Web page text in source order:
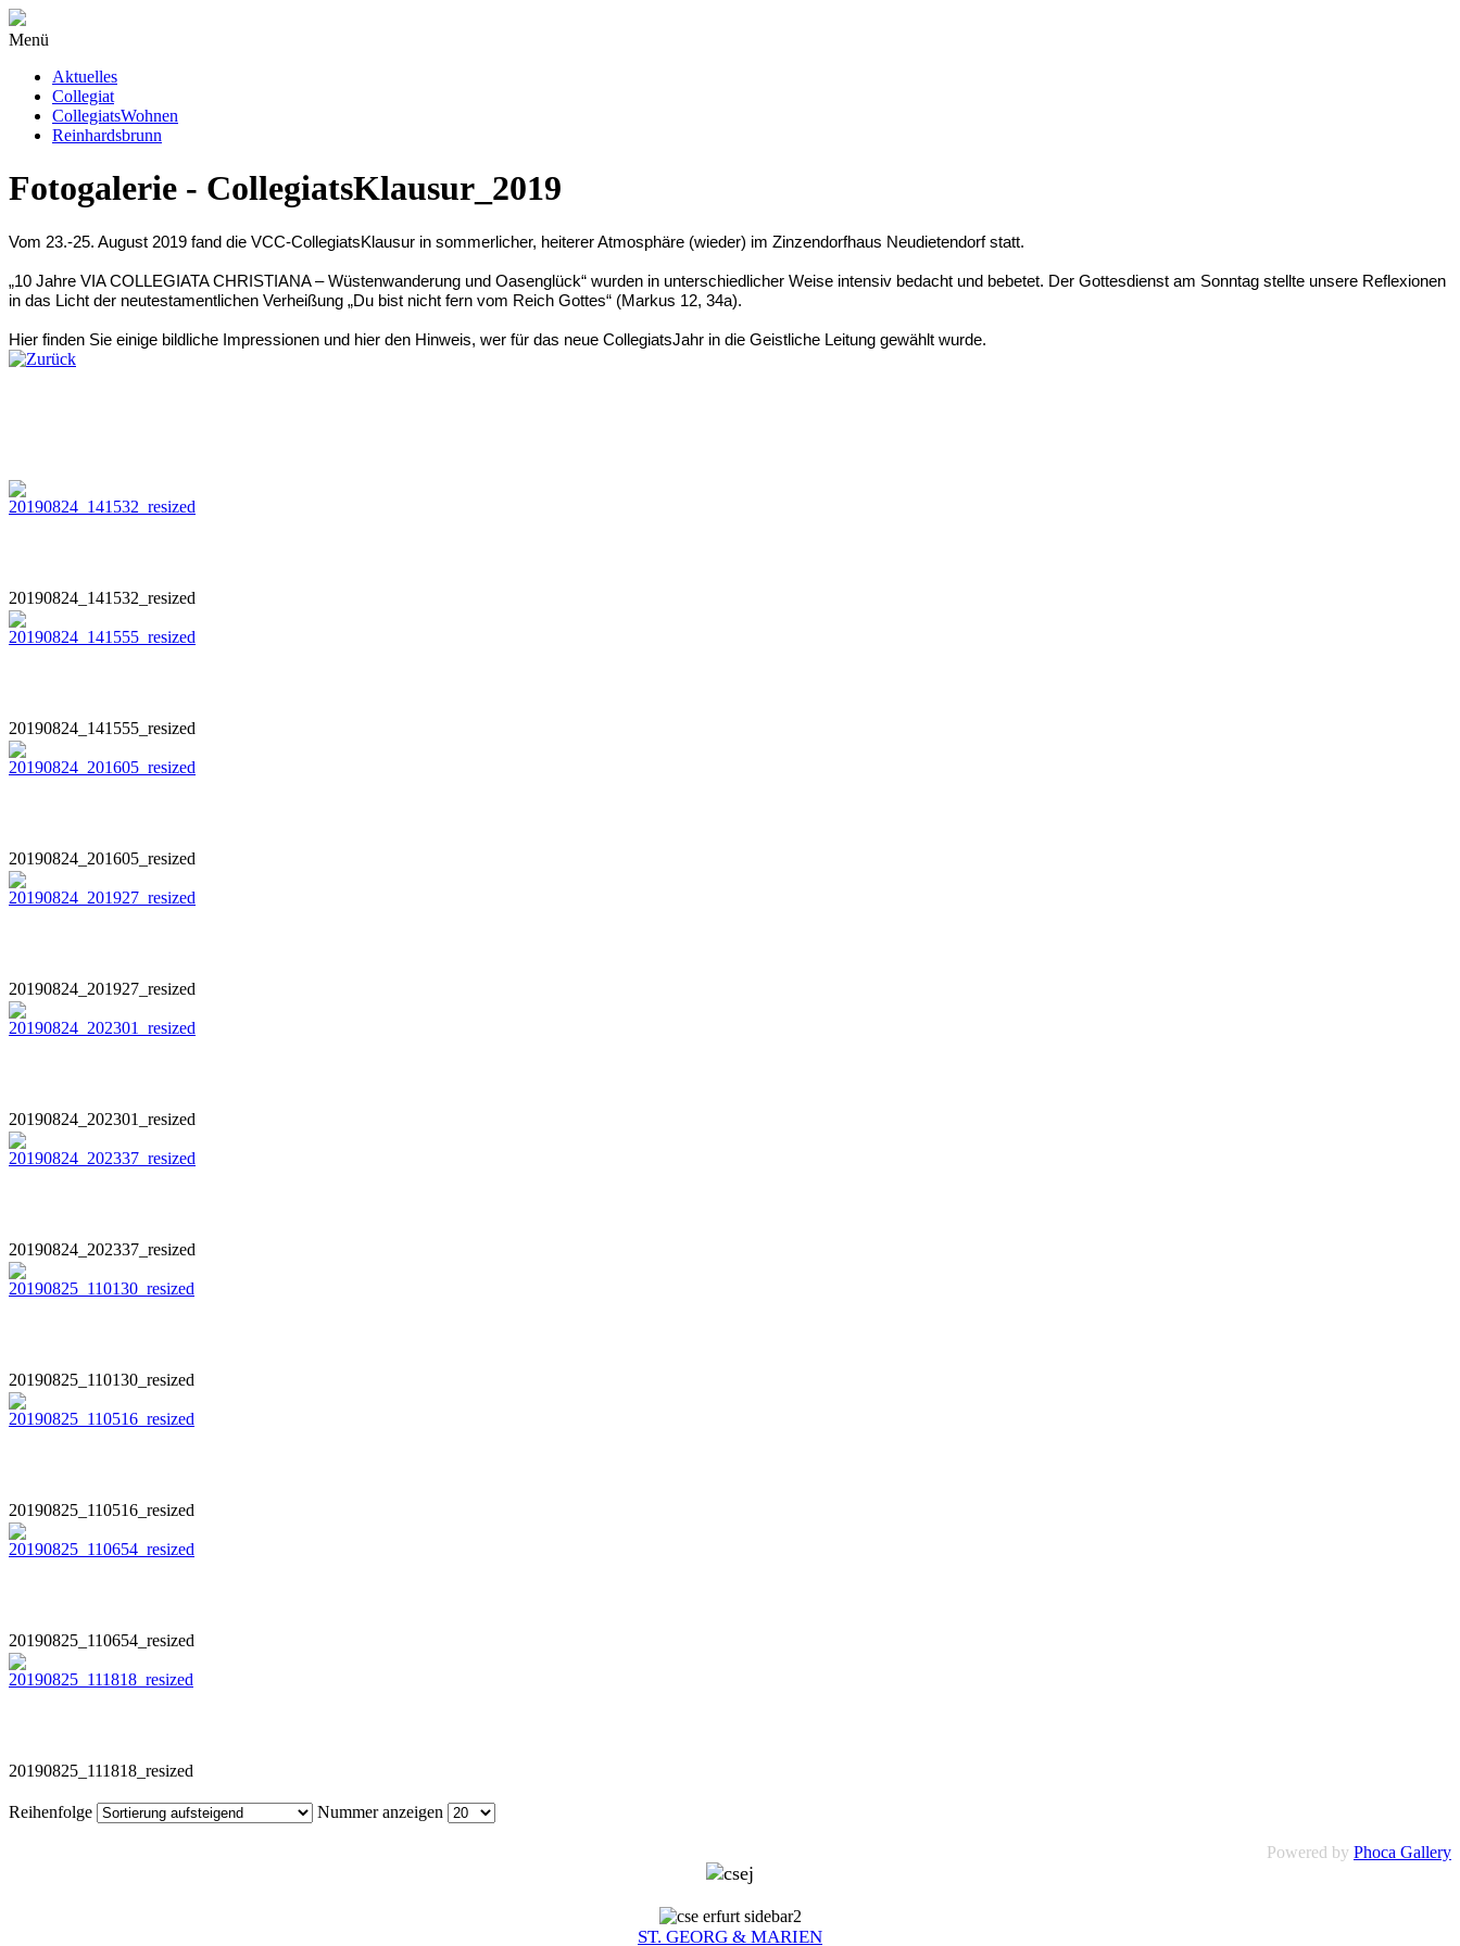
Menü
Aktuelles
Collegiat
CollegiatsWohnen
Reinhardsbrunn
Fotogalerie - CollegiatsKlausur_2019
Vom 23.-25. August 2019 fand die VCC-CollegiatsKlausur in sommerlicher, heiterer Atmosphäre (wieder) im Zinzendorfhaus Neudietendorf statt.
„10 Jahre VIA COLLEGIATA CHRISTIANA – Wüstenwanderung und Oasenglück“ wurden in unterschiedlicher Weise intensiv bedacht und bebetet. Der Gottesdienst am Sonntag stellte unsere Reflexionen
in das Licht der neutestamentlichen Verheißung „Du bist nicht fern vom Reich Gottes“ (Markus 12, 34a).
Hier finden Sie einige bildliche Impressionen und hier den Hinweis, wer für das neue CollegiatsJahr in die Geistliche Leitung gewählt wurde.
20190824_141532_resized
20190824_141555_resized
20190824_201605_resized
20190824_201927_resized
20190824_202301_resized
20190824_202337_resized
20190825_110130_resized
20190825_110516_resized
20190825_110654_resized
20190825_111818_resized
Reihenfolge Nummer anzeigen
Powered by Phoca Gallery
ST. GEORG & MARIEN